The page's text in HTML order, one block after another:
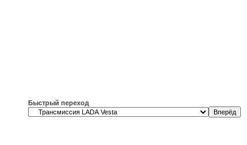
Быстрый переход